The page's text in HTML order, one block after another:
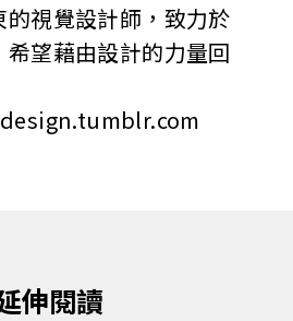
視覺設計師，致力於
望藉由設計的力量回
伸閱讀